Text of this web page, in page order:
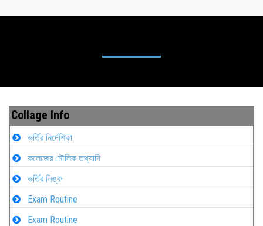
Collage Info
ভর্তির নির্দেশিকা
কলেজের মৌলিক তথ্যাদি
ভর্তির লিঙ্ক
Exam Routine
Exam Routine